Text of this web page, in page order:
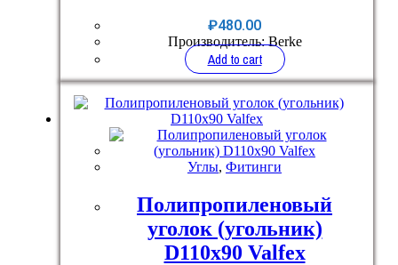
₽480.00
Производитель: Berke
Add to cart
Углы, Фитинги
Полипропиленовый
уголок (угольник)
D110x90 Valfex